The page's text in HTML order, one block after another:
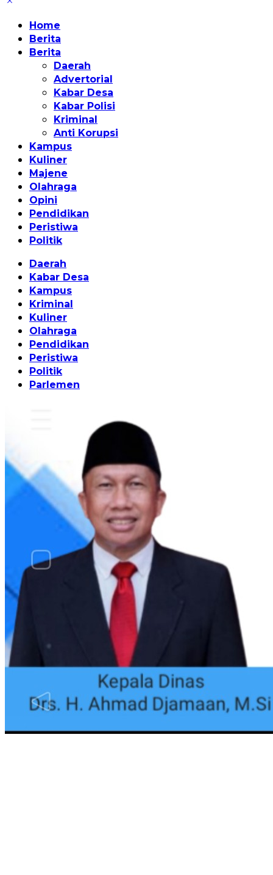
Home
Berita
Berita
Daerah
Advertorial
Kabar Desa
Kabar Polisi
Kriminal
Anti Korupsi
Kampus
Kuliner
Majene
Olahraga
Opini
Pendidikan
Peristiwa
Politik
Daerah
Kabar Desa
Kampus
Kriminal
Kuliner
Olahraga
Pendidikan
Peristiwa
Politik
Parlemen